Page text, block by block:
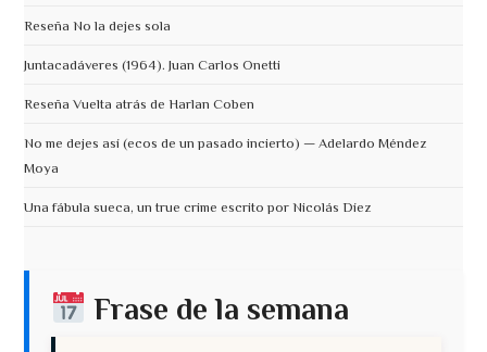
Reseña No la dejes sola
Juntacadáveres (1964). Juan Carlos Onetti
Reseña Vuelta atrás de Harlan Coben
No me dejes así (ecos de un pasado incierto) — Adelardo Méndez
Moya
Una fábula sueca, un true crime escrito por Nicolás Díez
Frase de la semana